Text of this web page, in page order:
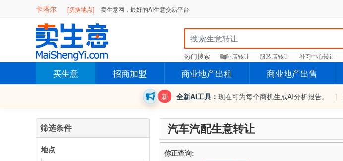
卡塔尔 [切换地点] 卖生意网，最好的AI生意交易平台
热门搜索 咖啡店转让 服装店转让 补习中心转让
买生意 招商加盟 商业地产出租 商业地产出售
新 全新AI工具：现在可为每个商机生成AI分析报告。 |
筛选条件
地点
汽车汽配生意转让
你正查询: